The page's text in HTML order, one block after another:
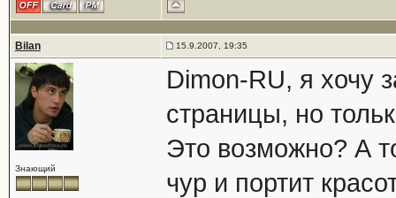
Bilan 15.9.2007, 19:35
Знающий
Dimon-RU, я хочу
страницы, но
Это возможно? А
чур и портит